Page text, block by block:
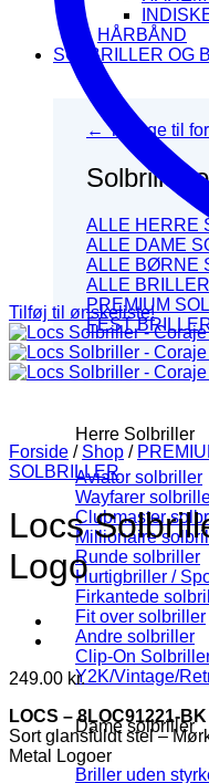
HÅRBÅND
SOLBRILLER OG
← Tilbage til
Solbriller
ALLE HERRE
ALLE DAME
ALLE BØRNE
ALLE BRILLER
PREMIUM
FEST
Herre Solbriller
Aviator solbriller
Wayfarer
Clubmaster
Millionaire
Runde solbriller
Hurtigbriller /
Firkantede
Fit over solbriller
Andre solbriller
Clip-On
Y2K/Vintage/
Dame solbriller
Briller uden
Tilføj til ønskeliste!
Forside / Shop /
SOLBRILLER
Locs
Logo
249.00 kr.
LOCS – 8LOC91221-BK
Sort glansfuldt stel –
Metal Logoer